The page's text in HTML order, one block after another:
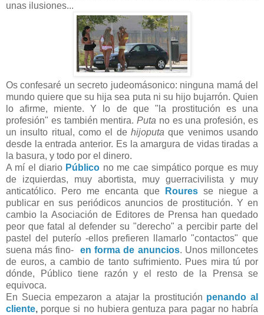
unas ilusiones...
Os confesaré un secreto judeomásonico: ninguna mamá del
mundo quiere que su hija sea puta ni su hijo bujarrón. Quien
lo afirme, miente. Y lo de que "la prostitución es una
profesión" es también mentira.Puta no es una profesión, es
un insulto ritual, como el de hijoputa que venimos usando
desde la entrada anterior. Es la amargura de vidas tiradas a
la basura, y todo por el dinero.
A mí el diario Público no me cae simpático porque es muy
de izquierdas, muy abortista, muy guerracivilista y muy
anticatólico. Pero me encanta que
Roures se niegue a
publicar en sus periódicos anuncios de prostitución. Y en
cambio la Asociación de Editores de Prensa han quedado
peor que fatal al defender su "derecho" a percibir parte del
pastel del puterío -ellos prefieren llamarlo "contactos" que
suena más fino- en forma de anuncios. Unos milloncetes
de euros, a cambio de tanto sufrimiento. Pues mira tú por
dónde, Público tiene razón y el resto de la Prensa se
equivoca.
En Suecia empezaron a atajar la prostitución penando al
cliente, porque si no hubiera gentuza para pagar no habría